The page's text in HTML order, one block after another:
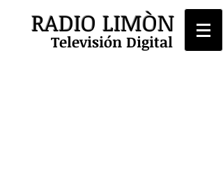
RADIO LIMÒN
Televisión Digital